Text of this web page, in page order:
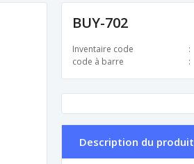
BUY-702
Inventaire code
code à barre
Description du produit